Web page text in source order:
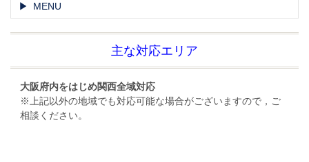
MENU
主な対応エリア
大阪府内をはじめ関西全域対応
※上記以外の地域でも対応可能な場合がございますので，ご
相談ください。